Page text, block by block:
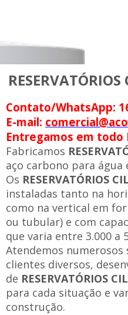
Contato/WhatsApp:
E-mail:
Entregamos em todo
Fabricamos
aço carbono para
Os RESERVATÓRIOS
instaladas tanto na
como na vertical em
ou tubular) e com
que varia entre 3.000 a
Atendemos numerosos
clientes diversos,
de RESERVATÓRIOS
para cada situação e
construção.